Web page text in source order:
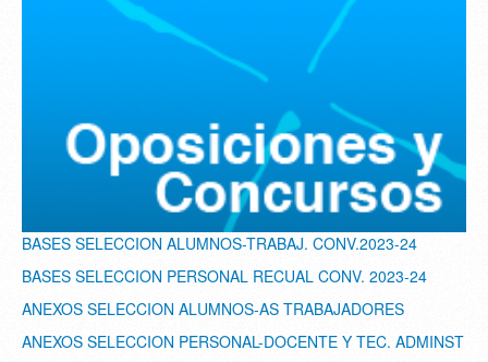
BASES SELECCION ALUMNOS-TRABAJ. CONV.2023-24
BASES SELECCION PERSONAL RECUAL CONV. 2023-24
ANEXOS SELECCION ALUMNOS-AS TRABAJADORES
ANEXOS SELECCION PERSONAL-DOCENTE Y TEC. ADMINST